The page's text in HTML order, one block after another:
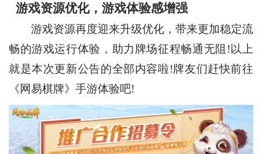
游戏资源优化，游戏体验感增强
游戏资源再度迎来升级优化，带来更加稳定流
畅的游戏运行体验，助力牌场征程畅通无阻!以上
就是本次更新公告的全部内容啦!牌友们赶快前往
《网易棋牌》手游体验吧!